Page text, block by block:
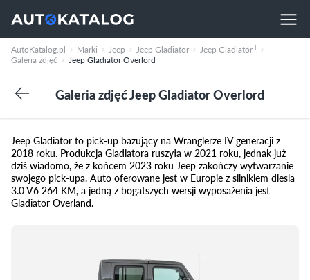
AutoKatalog.pl Marki Jeep Jeep Gladiator Jeep Gladiator I
Galeria zdjęć Jeep Gladiator Overlord
Galeria zdjęć Jeep Gladiator Overlord
Jeep Gladiator to pick-up bazujący na Wranglerze IV generacji z
2018 roku. Produkcja Gladiatora ruszyła w 2021 roku, jednak już
dziś wiadomo, że z końcem 2023 roku Jeep zakończy wytwarzanie
swojego pick-upa. Auto oferowane jest w Europie z silnikiem diesla
3.0 V6 264 KM, a jedną z bogatszych wersji wyposażenia jest
Gladiator Overland.